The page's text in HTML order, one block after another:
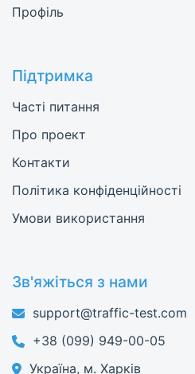
Профіль
Підтримка
Часті питання
Про проект
Контакти
Політика конфіденційності
Умови використання
Зв'яжіться з нами
support@traffic-test.com
+38 (099) 949-00-05
Україна, м. Харків